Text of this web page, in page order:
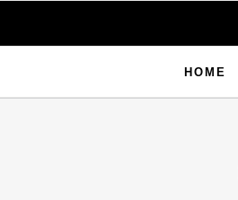
HOME